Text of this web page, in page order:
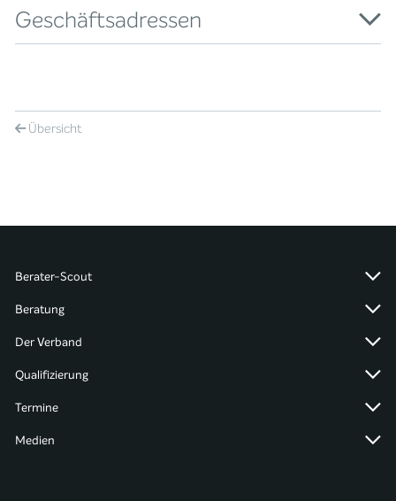
Geschäftsadressen
Übersicht
Berater-Scout
Beratung
Der Verband
Qualifizierung
Termine
Medien